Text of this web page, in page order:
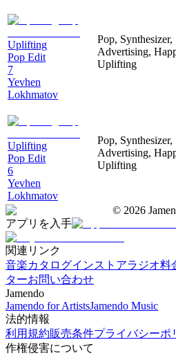
Uplifting
Pop Edit
7
Yevhen
Lokhmatov
Pop, Synthesizer,
Advertising,
Uplifting
Uplifting
Pop Edit
6
Yevhen
Lokhmatov
Pop, Synthesizer,
Advertising,
Uplifting
© 2026
アプリを入手
関連リンク
音楽カタログインストアラジオ料
ターお問い合わせ
Jamendo
Jamendo for ArtistsJamendo Music
法的情報
利用規約販売条件プライバシーポ
作権侵害について